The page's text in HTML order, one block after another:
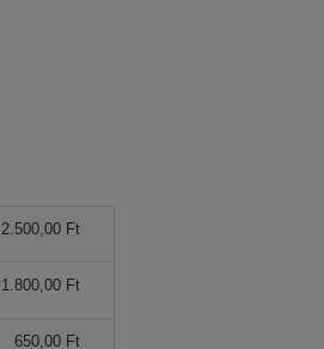
2.500,00 Ft
1.800,00 Ft
650,00 Ft